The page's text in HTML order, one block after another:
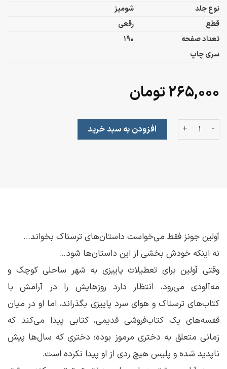
نوع جلد
شومیز
قطع
رقعی
تعداد صفحه
190
سری چاپ
۲۶۵,۰۰۰تومان
تسخیر آولین جونز عددافزودن به سبد خرید
آولین جونز فقط می‌خواست داستان‌های ترسناک بخواند…
نه اینکه خودش بخشی از این داستان‌ها شود…
وقتی آولین برای تعطیلات پاییزی به شهر ساحلی کوچک و
مه‌آلودی می‌رود، انتظار دارد روزهایش را در آرامش با
کتاب‌های ترسناک و هوای سرد پاییزی بگذراند، اما او در میان
قفسه‌های یک کتاب‌فروشی قدیمی، کتابی پیدا می‌کند که
زمانی متعلق به دختری مرموز بوده؛ دختری که سال‌ها پیش
ناپدید شده و پلیس هیچ ردی از او پیدا نکرده است.